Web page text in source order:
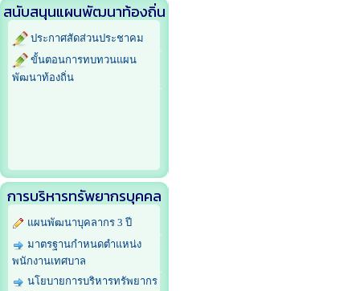
สนับสนุนแผนพัฒนาท้องถิ่น
ประกาศสัดส่วนประชาคม
ขั้นตอนการทบทวนแผน
พัฒนาท้องถิ่น
การบริหารทรัพยากรบุคคล
แผนพัฒนาบุคลากร 3 ปี
มาตรฐานกำหนดตำแหน่ง
พนักงานเทศบาล
นโยบายการบริหารทรัพยากร